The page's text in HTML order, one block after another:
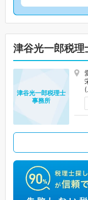
津谷光一郎税理
津谷光一郎税理士
事務所